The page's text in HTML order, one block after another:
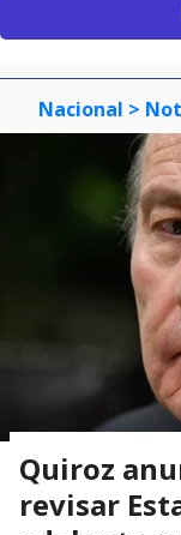
Nacional >
Quiroz
revisar